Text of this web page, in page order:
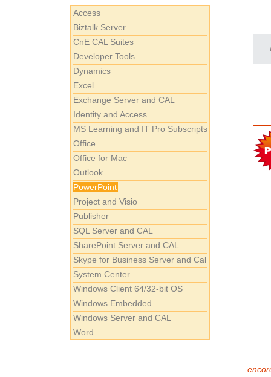
Access
Biztalk Server
CnE CAL Suites
Developer Tools
Dynamics
Excel
Exchange Server and CAL
Identity and Access
MS Learning and IT Pro Subscripts
Office
Office for Mac
Outlook
PowerPoint
Project and Visio
Publisher
SQL Server and CAL
SharePoint Server and CAL
Skype for Business Server and Cal
System Center
Windows Client 64/32-bit OS
Windows Embedded
Windows Server and CAL
Word